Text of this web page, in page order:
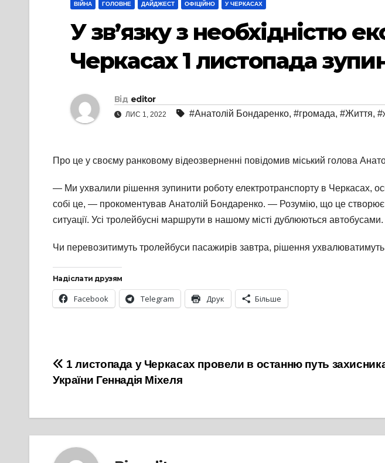
ВІЙНА ГОЛОВНЕ ДАЙДЖЕСТ ОФІЦІЙНО У ЧЕРКАСАХ
У зв’язку з необхідністю
Черкасах 1 листопада
Від editor
ЛИС 1, 2022 #Анатолій Бондаренко, #громада, #Життя,
Про це у своєму ранковому відеозверненні повідомив міський голова
— Ми ухвалили рішення зупинити роботу електротранспорту в Черкасах,
собі це, — прокоментував Анатолій Бондаренко. — Розумію, що це створює
ситуації. Усі тролейбусні маршрути в нашому місті дублюються автобусами.
Чи перевозитимуть тролейбуси пасажирів завтра, рішення
Надіслати друзям
Facebook Telegram Друк Більше
Навігація
записів
1 листопада у Черкасах провели в останню путь
України Геннадія Міхеля